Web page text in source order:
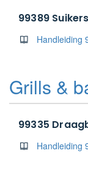
99389
Handleiding
Grills &
99335
Handleiding